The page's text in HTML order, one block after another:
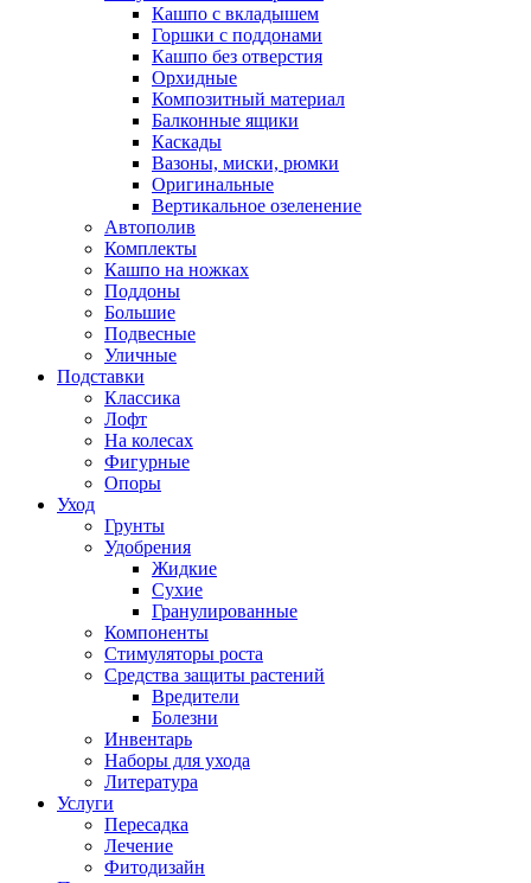
Кашпо с вкладышем
Горшки с поддонами
Кашпо без отверстия
Орхидные
Композитный материал
Балконные ящики
Каскады
Вазоны, миски, рюмки
Оригинальные
Вертикальное озеленение
Автополив
Комплекты
Кашпо на ножках
Поддоны
Большие
Подвесные
Уличные
Подставки
Классика
Лофт
На колесах
Фигурные
Опоры
Уход
Грунты
Удобрения
Жидкие
Сухие
Гранулированные
Компоненты
Стимуляторы роста
Средства защиты растений
Вредители
Болезни
Инвентарь
Наборы для ухода
Литература
Услуги
Пересадка
Лечение
Фитодизайн